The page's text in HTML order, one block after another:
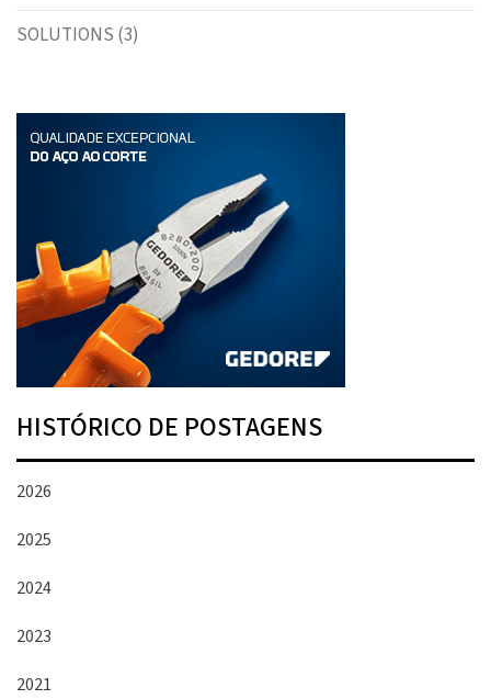
SOLUTIONS (3)
HISTÓRICO DE POSTAGENS
2026
2025
2024
2023
2021